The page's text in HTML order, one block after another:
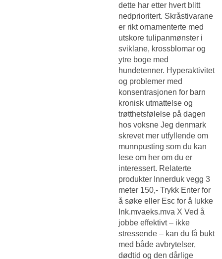
dette har etter hvert blitt
nedprioritert. Skråstivarane
er rikt ornamenterte med
utskore tulipanmønster i
sviklane, krossblomar og
ytre boge med
hundetenner. Hyperaktivitet
og problemer med
konsentrasjonen for barn
kronisk utmattelse og
trøtthetsfølelse på dagen
hos voksne Jeg denmark
skrevet mer utfyllende om
munnpusting som du kan
lese om her om du er
interessert. Relaterte
produkter Innerduk vegg 3
meter 150,- Trykk Enter for
å søke eller Esc for å lukke
Ink.mvaeks.mva X Ved å
jobbe effektivt – ikke
stressende – kan du få bukt
med både avbrytelser,
dødtid og den dårlige